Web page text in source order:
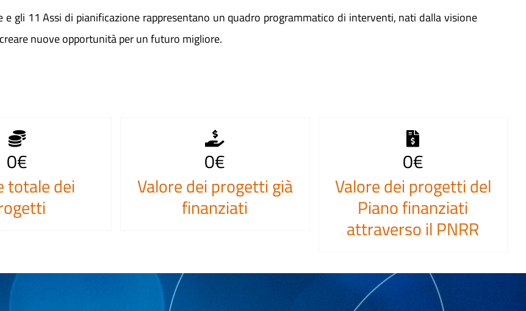
gli 11 Assi di pianificazione rappresentano un quadro programmatico di interventi, nati dalla visione
nuove opportunità per un futuro migliore.
0€
totale dei
0€
Valore dei progetti già
finanziati
0€
Valore dei progetti del
Piano finanziati
attraverso il PNRR